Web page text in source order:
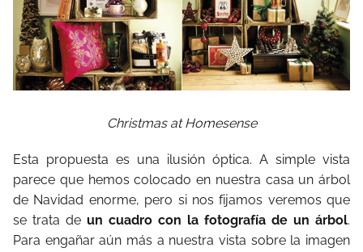
Christmas at Homesense
Esta propuesta es una ilusión óptica. A simple vista
parece que hemos colocado en nuestra casa un árbol
de Navidad enorme, pero si nos fijamos veremos que
se trata de un cuadro con la fotografía de un árbol.
Para engañar aún más a nuestra vista sobre la imagen